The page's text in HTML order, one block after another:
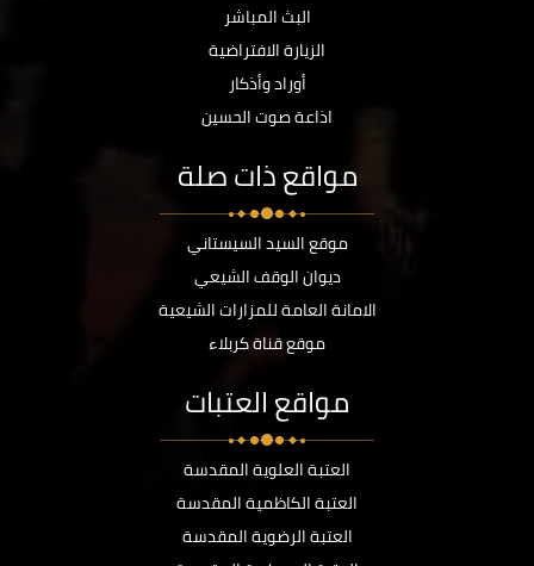
البث المباشر
الزيارة الافتراضية
أوراد وأذكار
اذاعة صوت الحسين
مواقع ذات صلة
موقع السيد السيستاني
ديوان الوقف الشيعي
الامانة العامة للمزارات الشيعية
موقع قناة كربلاء
مواقع العتبات
العتبة العلوية المقدسة
العتبة الكاظمية المقدسة
العتبة الرضوية المقدسة